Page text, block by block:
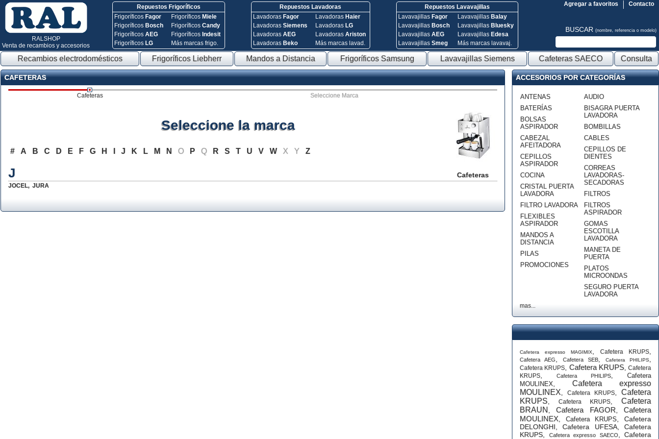
RALSHOP
Venta de recambios y accesorios
Repuestos Frigoríficos
Frigoríficos Fagor
Frigoríficos Bosch
FrigoríficosAEG
Frigoríficos LG
Frigoríficos Miele
FrigoríficosCandy
Frigoríficos Indesit
Más marcas frigo.
Repuestos Lavadoras
Lavadoras Fagor
Lavadoras Siemens
Lavadoras AEG
Lavadoras Beko
Lavadoras Haier
Lavadoras LG
Lavadoras Ariston
Más marcas lavad.
Repuestos Lavavajillas
Lavavajillas Fagor
Lavavajillas Bosch
Lavavajillas AEG
Lavavajillas Smeg
Lavavajillas Balay
Lavavajillas Bluesky
Lavavajillas Edesa
Más marcas lavavaj.
Contacto
Agregar a favoritos
BUSCAR (nombre, referencia o modelo)
Recambios electrodomésticos Frigoríficos Liebherr Mandos a Distancia Frigoríficos Samsung Lavavajillas Siemens Cafeteras SAECO Consulta
CAFETERAS
Cafeteras Seleccione Marca
Cafeteras
Seleccione la marca
# A B C D E F G H J K L M N O P Q R S T U V W X Y Z
J
JOCEL, JURA
ACCESORIOS POR CATEGORÍAS
ANTENAS
BATERÍAS
BOLSAS
ASPIRADOR
CABEZAL
AFEITADORA
CEPILLOS
ASPIRADOR
COCINA
CRISTAL PUERTA
LAVADORA
FILTRO LAVADORA
FLEXIBLES
ASPIRADOR
MANDOS A
DISTANCIA
PILAS
PROMOCIONES
AUDIO
BISAGRA PUERTA
LAVADORA
BOMBILLAS
CABLES
CEPILLOS DE
DIENTES
CORREAS
LAVADORAS-
SECADORAS
FILTROS
FILTROS
ASPIRADOR
GOMAS
ESCOTILLA
LAVADORA
MANETA DE
PUERTA
PLATOS
MICROONDAS
SEGURO PUERTA
LAVADORA
mas...
Cafetera expresso MAGIMIX Cafetera KRUPS
Cafetera AEG Cafetera SEB Cafetera PHILIPS
Cafetera KRUPS Cafetera KRUPS, Cafetera
KRUPS
Cafetera PHILIPS
Cafetera
MOULINEX
Cafetera expresso
MOULINEX
Cafetera KRUPS
Cafetera
KRUPS
Cafetera KRUPS
Cafetera
BRAUN
,Cafetera FAGOR ,Cafetera
MOULINEX
Cafetera KRUPS ,Cafetera
DELONGHI ,Cafetera UFESA,Cafetera
KRUPS
Cafetera expresso SAECO
Cafetera